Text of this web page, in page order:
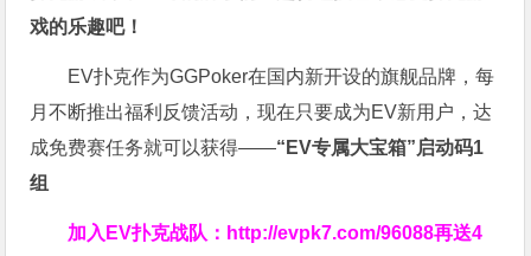
戏的乐趣吧！
EV扑克作为GGPoker在国内新开设的旗舰品牌，每
月不断推出福利反馈活动，现在只要成为EV新用户，达
成免费赛任务就可以获得——“EV专属大宝箱”启动码1
组
加入EV扑克战队： http://evpk7.com/96088再送4